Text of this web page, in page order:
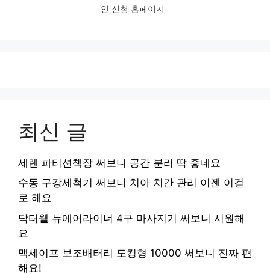
인 신청 홈페이지
최신 글
세렌 파티션책장 써보니 공간 분리 딱 좋네요
수동 구강세척기 써보니 치아 치간 관리 이젠 이걸
로 해요
닥터웰 뉴에어라이너 4구 마사지기 써보니 시원해
요
맥세이프 보조배터리 도킹형 10000 써보니 진짜 편
해요!